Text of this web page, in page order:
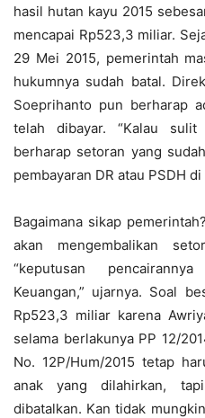
hasil hutan kayu 2015
mencapai Rp523,3 miliar.
29 Mei 2015, pemerintah
hukumnya sudah batal.
Soeprihanto pun berharap
telah dibayar. “Kalau
berharap setoran yang
pembayaran DR atau PSDH
Bagaimana sikap
akan mengembalikan
“keputusan
Keuangan,” ujarnya. Soal
Rp523,3 miliar karena
selama berlakunya PP 12/
No. 12P/Hum/2015 tetap
anak yang dilahirkan,
dibatalkan. Kan tidak